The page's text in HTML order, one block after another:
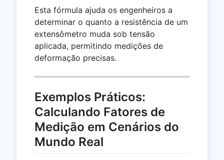
Esta fórmula ajuda os engenheiros a
determinar o quanto a resistência de um
extensômetro muda sob tensão
aplicada, permitindo medições de
deformação precisas.
Exemplos Práticos:
Calculando Fatores de
Medição em Cenários do
Mundo Real